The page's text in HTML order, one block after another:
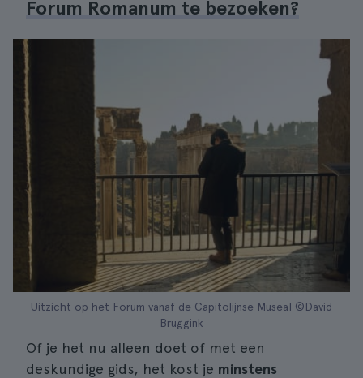
Forum Romanum te bezoeken?
Uitzicht op het Forum vanaf de Capitolijnse Musea| ©David
Bruggink
Of je het nu alleen doet of met een
deskundige gids, het kost je minstens